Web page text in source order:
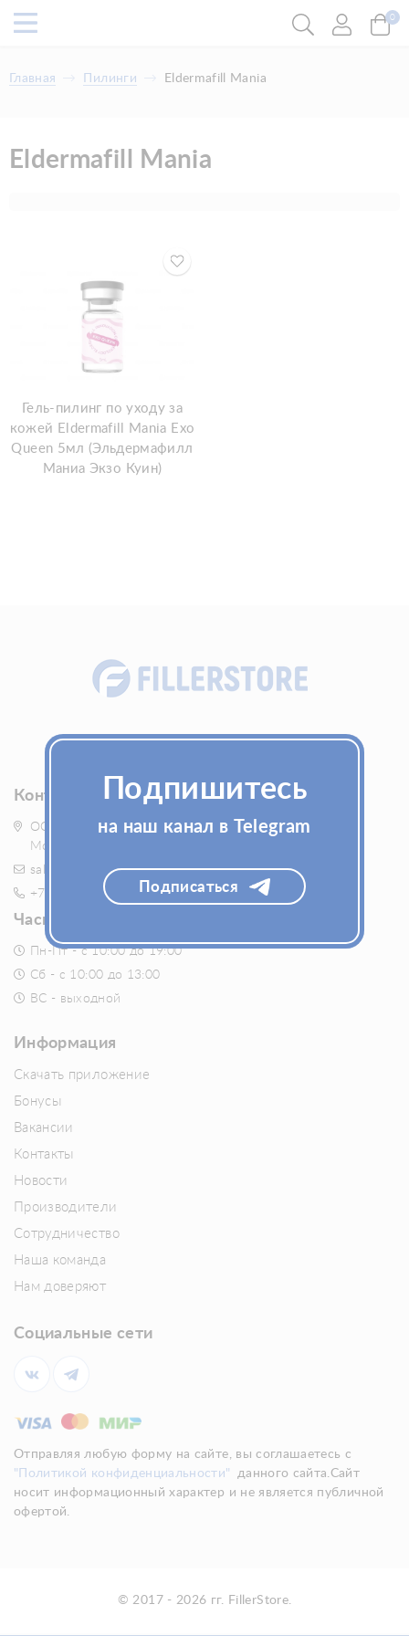
0
Главная Пилинги Eldermafill Mania
Eldermafill Mania
Гель-пилинг по уходу за
кожей Eldermafill Mania Exo
Queen 5мл (Эльдермафилл
Маниа Экзо Куин)
Контакты
ООО "ГБ ТРЕЙД", ИНН 7727326079 115114, Россия,
Москва, Кожевнический проезд, дом 3
sales@fillerstore.ru
+7 (495) 54-54-704
Часы работы:
Пн-Пт - с 10:00 до 19:00
Сб - с 10:00 до 13:00
ВС - выходной
Информация
Скачать приложение
Бонусы
Вакансии
Контакты
Новости
Производители
Сотрудничество
Наша команда
Нам доверяют
Социальные сети
Отправляя любую форму на сайте, вы соглашаетесь с
"Политикой конфиденциальности"
данного сайта.Сайт
носит информационный характер и не является публичной
офертой.
© 2017 - 2026 гг. FillerStore.
Подпишитесь
на наш канал в Telegram
Подписаться